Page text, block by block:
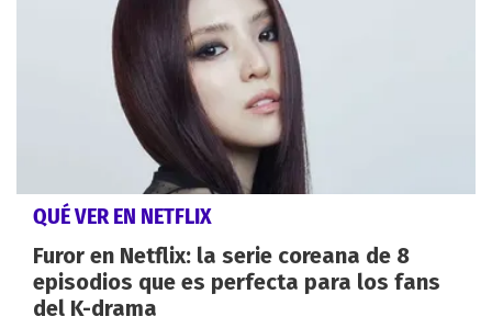
QUÉ VER EN NETFLIX
Furor en Netflix: la serie coreana de 8
episodios que es perfecta para los fans
del K-drama